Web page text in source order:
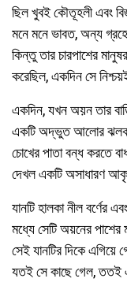
ছিল খুবই কৌতূহলী এবং
মনে মনে ভাবত, অন্য
কিন্তু তার চারপাশের
করেছিল, একদিন সে
একদিন, যখন অয়ন তার
একটি অদ্ভুত আলোর ঝলক
চোখের পাতা বন্ধ করতে
দেখল একটি অসাধারণ
যানটি হালকা নীল বর্ণের
মধ্যে সেটি অয়নের
সেই যানটির দিকে
যতই সে কাছে গেল, ততই